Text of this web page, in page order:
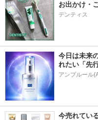
お出かけ・
デンティス
今日は未来
れたい「先
アンプルール
今売れてい